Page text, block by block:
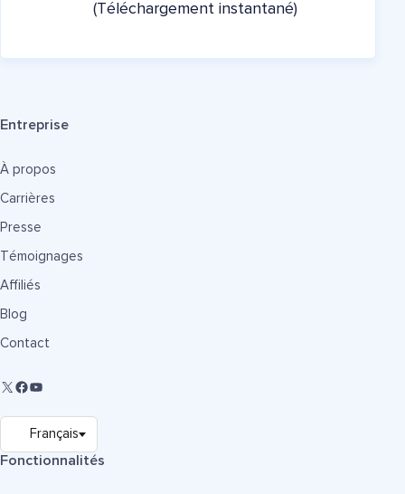
(Téléchargement instantané)
Entreprise
À propos
Carrières
Presse
Témoignages
Affiliés
Blog
Contact
Fonctionnalités